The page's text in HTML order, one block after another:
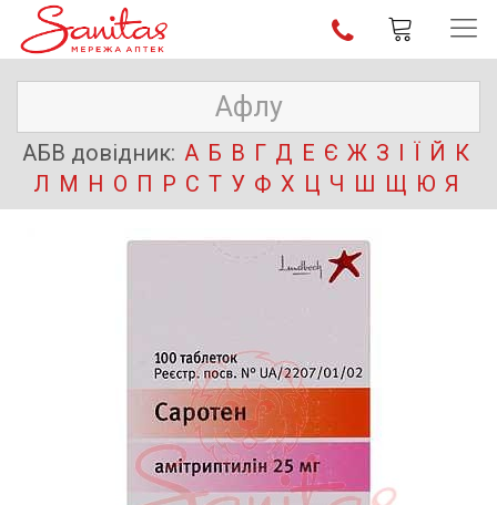
АБВ довідник: А Б В Г Д Е Є Ж З І Ї Й К
Л М Н О П Р С Т У Ф Х Ц Ч Ш Щ Ю Я